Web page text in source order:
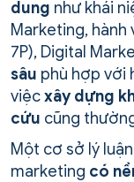
dung như khái
Marketing, hành
7P), Digital
sâu phù hợp với
việcxây dựng
cứu cũng
Một cơ sở lý
marketing có